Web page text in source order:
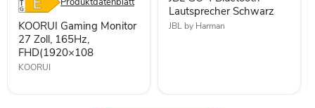
KOORUI Gaming Monitor
27 Zoll, 165Hz,
FHD(1920×108
KOORUI
Lautsprecher Schwarz
JBL by Harman